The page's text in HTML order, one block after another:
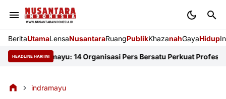
BeritaUtamaLensaNusantaraRuangPublikKhazanahGayaHidup
HEADLINE HARI INI
Indramayu: 14 Organisasi Pers Bersatu Perkuat
indramayu